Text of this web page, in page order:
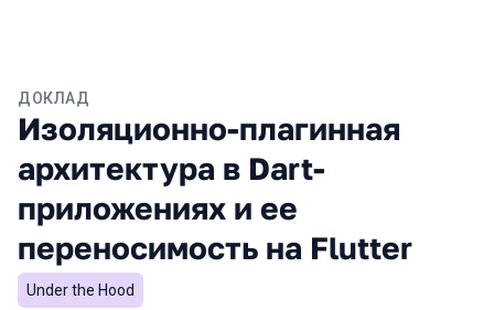
ДОКЛАД
Изоляционно-плагинная
архитектура в Dart-
приложениях и ее
переносимость на Flutter
Under the Hood